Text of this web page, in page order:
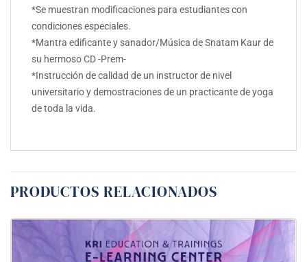
*Se muestran modificaciones para estudiantes con
condiciones especiales.
*Mantra edificante y sanador/Música de Snatam Kaur de
su hermoso CD -Prem-
*Instrucción de calidad de un instructor de nivel
universitario y demostraciones de un practicante de yoga
de toda la vida.
PRODUCTOS RELACIONADOS